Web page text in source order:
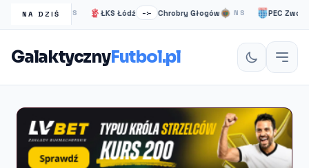
NA DZIŚ
Londyn NS ŁKS Łódź –:– Chrobry Głogów NS PEC Zwolle
GalaktycznyFutbol.pl